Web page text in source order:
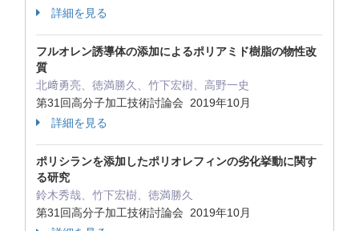
詳細を見る
フルオレン誘導体の添加によるポリアミド樹脂の物性改
質
北﨑勇亮、徳満勝久、竹下宏樹、高野一史
第31回高分子加工技術討論会 2019年10月
詳細を見る
ポリシランを添加したポリオレフィンの劣化挙動に関す
る研究
鈴木秀哉、竹下宏樹、徳満勝久
第31回高分子加工技術討論会 2019年10月